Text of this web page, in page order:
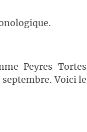
Peyres-Tortes
Voici le